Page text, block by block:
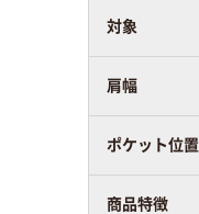
対象
肩幅
ポケット位置
商品特徴